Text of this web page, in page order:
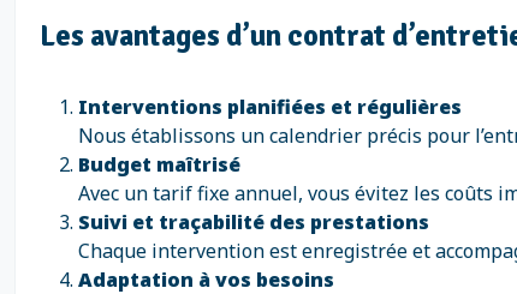
Les avantages d’un contrat
Interventions planifiées et régulières
Nous établissons un calendrier précis pour
Budget maîtrisé
Avec un tarif fixe annuel, vous évitez les coûts
Suivi et traçabilité des prestations
Chaque intervention est enregistrée et
Adaptation à vos besoins